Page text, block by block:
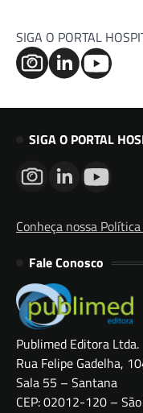
SIGA O PORTAL
SIGA O PORTAL
Conheça nossa
Fale Conosco
Publimed Editora Ltda.
Rua Felipe Gadelha,
Sala 55 – Santana
CEP: 02012-120 –